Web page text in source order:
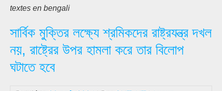
textes en bengali
সার্বিক মুক্তির লক্ষ্যে শ্রমিকদের রাষ্ট্রযন্ত্র দখল
নয়, রাষ্ট্রের উপর হামলা করে তার বিলোপ
ঘটাতে হবে